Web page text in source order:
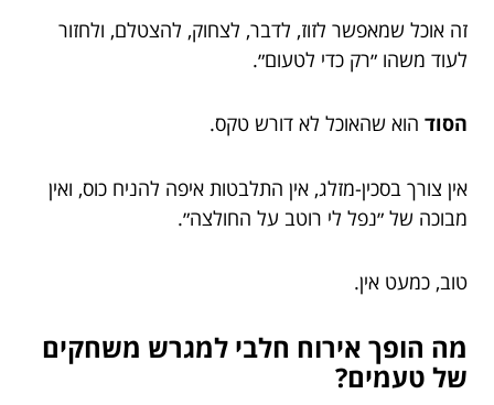
זה אוכל שמאפשר לזוז, לדבר, לצחוק, להצטלם, ולחזור
לעוד משהו ״רק כדי לטעום״.
הסוד הוא שהאוכל לא דורש טקס.
אין צורך בסכין-מזלג, אין התלבטות איפה להניח כוס, ואין
מבוכה של ״נפל לי רוטב על החולצה״.
טוב, כמעט אין.
מה הופך אירוח חלבי למגרש משחקים
של טעמים?